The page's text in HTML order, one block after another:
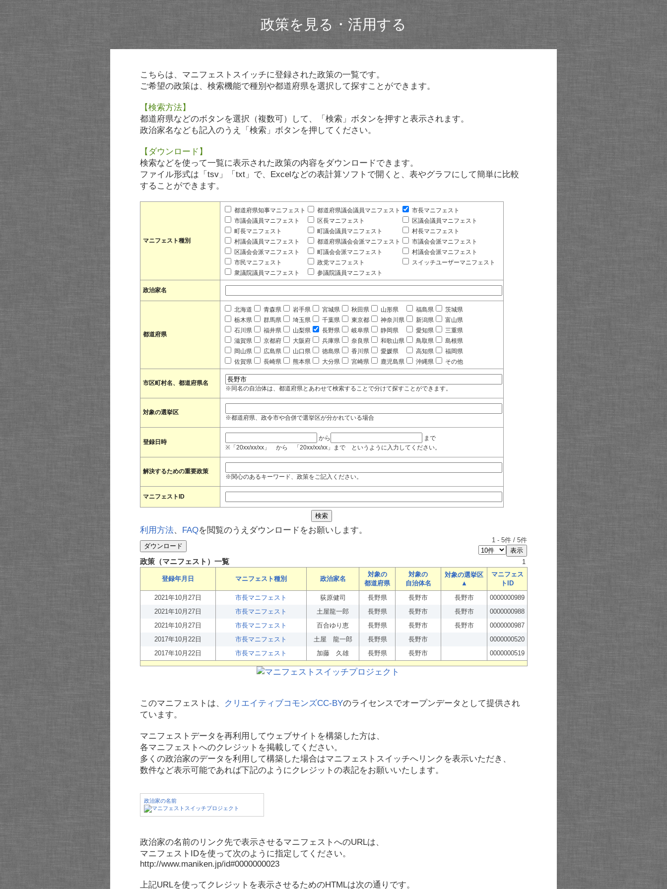
政策を見る・活用する
こちらは、マニフェストスイッチに登録された政策の一覧です。
ご希望の政策は、検索機能で種別や都道府県を選択して探すことができます。
【検索方法】
都道府県などのボタンを選択（複数可）して、「検索」ボタンを押すと表示されます。
政治家名なども記入のうえ「検索」ボタンを押してください。
【ダウンロード】
検索などを使って一覧に表示された政策の内容をダウンロードできます。
ファイル形式は「tsv」「txt」で、Excelなどの表計算ソフトで開くと、表やグラフにして簡単に比較
することができます。
マニフェスト種別
都道府県知事マニフェスト 都道府県議会議員マニフェスト
市長マニフェスト
市議会議員マニフェスト
区長マニフェスト
区議会議員マニフェスト
町長マニフェスト
町議会議員マニフェスト
村長マニフェスト
村議会議員マニフェスト
都道府県議会会派マニフェスト
市議会会派マニフェスト
区議会会派マニフェスト
町議会会派マニフェスト
村議会会派マニフェスト
市民マニフェスト
政党マニフェスト
スイッチユーザーマニフェスト
衆議院議員マニフェスト
参議院議員マニフェスト
政治家名
都道府県
北海道 青森県 岩手県 宮城県 秋田県 山形県 福島県
茨城県
栃木県
群馬県 埼玉県 千葉県 東京都 神奈川県 新潟県
富山県
石川県
福井県 山梨県 長野県 岐阜県 静岡県 愛知県
三重県
滋賀県
京都府 大阪府 兵庫県 奈良県 和歌山県 鳥取県
島根県
岡山県
広島県 山口県 徳島県 香川県 愛媛県 高知県
福岡県
佐賀県
長崎県 熊本県 大分県 宮崎県 鹿児島県 沖縄県 その他
市区町村名、都道府県名
※同名の自治体は、都道府県とあわせて検索することで分けて探すことができます。
対象の選挙区
※都道府県、政令市や合併で選挙区が分かれている場合
登録日時
から
まで
※「20xx/xx/xx」 から 「20xx/xx/xx」まで というように入力してください。
解決するための重要政策
※関心のあるキーワード、政策をご記入ください。
マニフェストID
利用方法、 FAQを閲覧のうえダウンロードをお願いします。
1 - 5件 / 5件
政策（マニフェスト）一覧 1
登録年月日 マニフェスト種別 政治家名
対象の
都道府県
対象の
自治体名
対象の選挙区
▲
マニフェス
トID
2021年10月27日
市長マニフェスト 荻原健司 長野県 長野市 長野市
0000000989
2021年10月27日
市長マニフェスト 土屋龍一郎 長野県 長野市 長野市
0000000988
2021年10月27日
市長マニフェスト 百合ゆり恵 長野県 長野市 長野市
0000000987
2017年10月22日
市長マニフェスト 土屋 龍一郎 長野県 長野市
0000000520
2017年10月22日
市長マニフェスト 加藤 久雄 長野県 長野市 0000000519
このマニフェストは、 クリエイティブコモンズCC-BYのライセンスでオープンデータとして提供され
ています。
マニフェストデータを再利用してウェブサイトを構築した方は、
各マニフェストへのクレジットを掲載してください。
多くの政治家のデータを利用して構築した場合はマニフェストスイッチへリンクを表示いただき、
数件など表示可能であれば下記のようにクレジットの表記をお願いいたします。
政治家の名前
政治家の名前のリンク先で表示させるマニフェストへのURLは、
マニフェストIDを使って次のように指定してください。
http://www.maniken.jp/id#0000000023
上記URLを使ってクレジットを表示させるためのHTMLは次の通りです。